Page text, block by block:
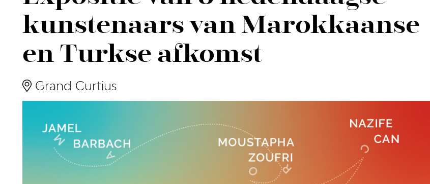
kunstenaars van Marokkaanse
en Turkse afkomst
Grand Curtius